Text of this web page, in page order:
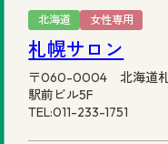
サイトマッププライバシ
©2025
北海道 女性専用
札幌サロン
〒060-0004 北海道札
駅前ビル5F
TEL:011-233-1751